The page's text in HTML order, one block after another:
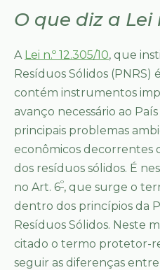
O que diz a Lei
A Lei n.º 12.305/10, que
Resíduos Sólidos (PNRS)
contém instrumentos
avanço necessário ao
principais problemas
econômicos decorrentes
dos resíduos sólidos. É
no Art. 6º, que surge o
dentro dos princípios da
Resíduos Sólidos. Neste
citado o termo protetor-
seguir as diferenças